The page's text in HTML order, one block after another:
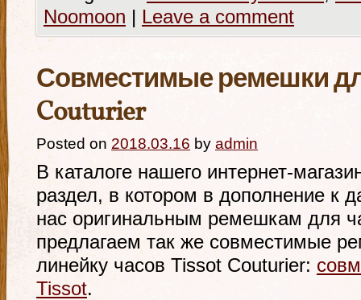
Noomoon | Leave a comment
Совместимые ремешки
Couturier
Posted on 2018.03.16 by admin
В каталоге нашего интернет-
раздел, в котором в дополнение к
нас оригинальным ремешкам для
предлагаем так же совместимые
линейку часов Tissot Couturier:
Tissot.